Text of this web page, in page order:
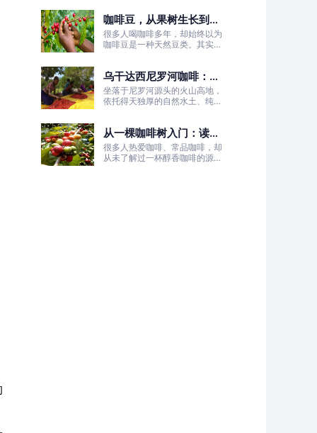
咖啡豆，从果树生长到烘
焙成型
很多人喝咖啡多年，却始终以为
咖啡豆是一种天然豆类。其实我
乌干达西尼罗河咖啡：尼
罗河源头的水洗精品风味
坐落于尼罗河源头的火山高地，
依托得天独厚的自然水土、纯净
酸、白葡萄清甜的优质咖啡豆。
从一棵咖啡树入门：读懂
咖啡的生长、照料与采收
全过程
很多人热爱咖啡、常品咖啡，却
从未了解过一杯醇香咖啡的源头